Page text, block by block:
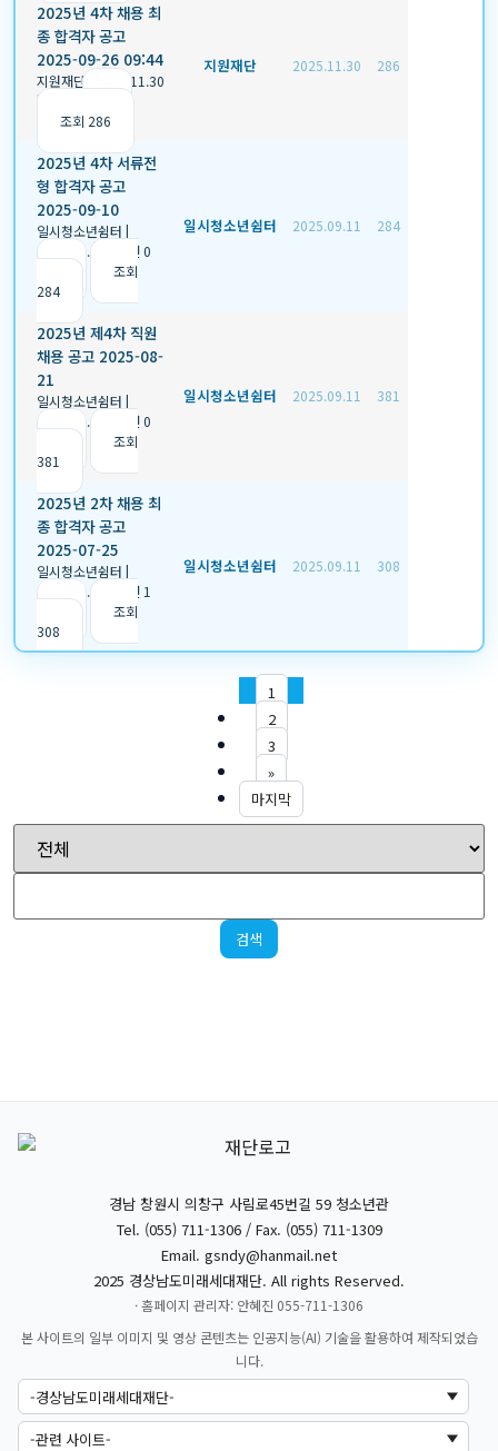
2025년 4차 채용 최
종 합격자 공고
2025-09-26 09:44
지원재단
2025.11.30
|
조회 286
지원재단 2025.11.30 286
2025년 4차 서류전
형 합격자 공고
2025-09-10
일시청소년쉼터 |
2025.09.11
추천 0
조회
284
일시청소년쉼터 2025.09.11 284
2025년 제4차 직원
채용 공고 2025-08-
21
일시청소년쉼터 |
2025.09.11
추천 0
조회
381
일시청소년쉼터 2025.09.11 381
2025년 2차 채용 최
종 합격자 공고
2025-07-25
일시청소년쉼터 |
2025.09.11
추천 1
조회
308
일시청소년쉼터 2025.09.11 308
1
2
3
»
마지막
검색
경남 창원시 의창구 사림로45번길 59 청소년관
Tel. (055) 711-1306 / Fax. (055) 711-1309
Email. gsndy@hanmail.net
2025 경상남도미래세대재단. All rights Reserved.
· 홈페이지 관리자: 안혜진 055-711-1306
본 사이트의 일부 이미지 및 영상 콘텐츠는 인공지능(AI) 기술을 활용하여 제작되었습
니다.